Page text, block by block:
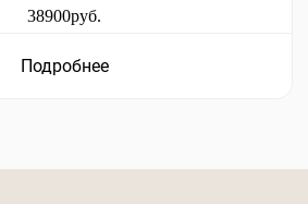
38900руб.
Подробнее